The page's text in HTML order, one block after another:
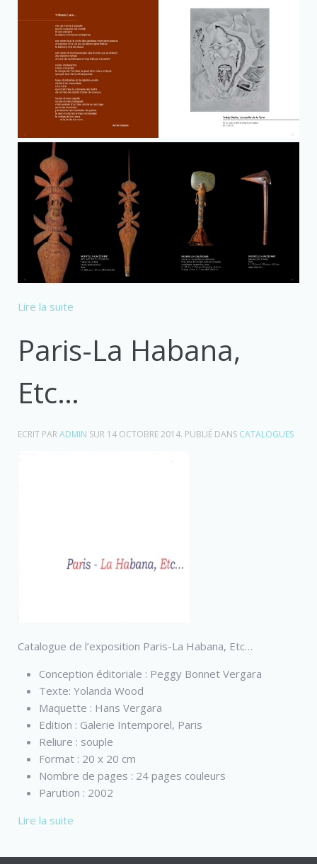
Lire la suite
Paris-La Habana,
Etc…
ECRIT PAR ADMIN SUR 14 OCTOBRE 2014. PUBLIÉ DANS CATALOGUES
Catalogue de l’exposition Paris-La Habana, Etc…
Conception éditoriale : Peggy Bonnet Vergara
Texte: Yolanda Wood
Maquette : Hans Vergara
Edition : Galerie Intemporel, Paris
Reliure : souple
Format : 20 x 20 cm
Nombre de pages : 24 pages couleurs
Parution : 2002
Lire la suite